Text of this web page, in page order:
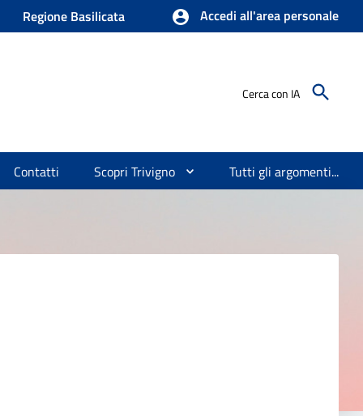
Regione Basilicata Accedi all'area personale
Cerca con IA
Contatti Scopri Trivigno Tutti gli argomenti...